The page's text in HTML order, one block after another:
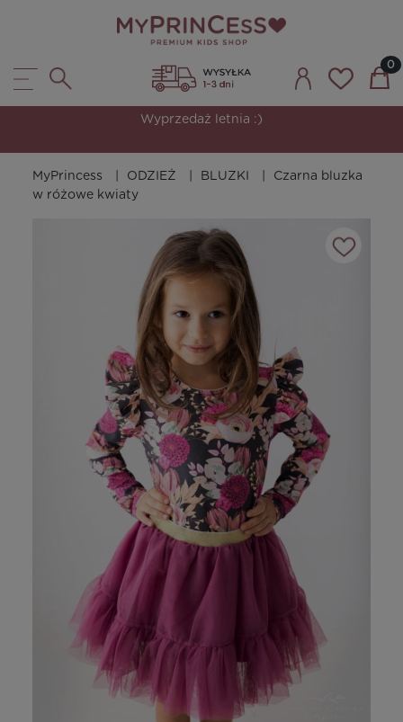
Wyprzedaż letnia :)
MyPrincess ODZIEŻ BLUZKI
Czarna bluzka
w różowe kwiaty